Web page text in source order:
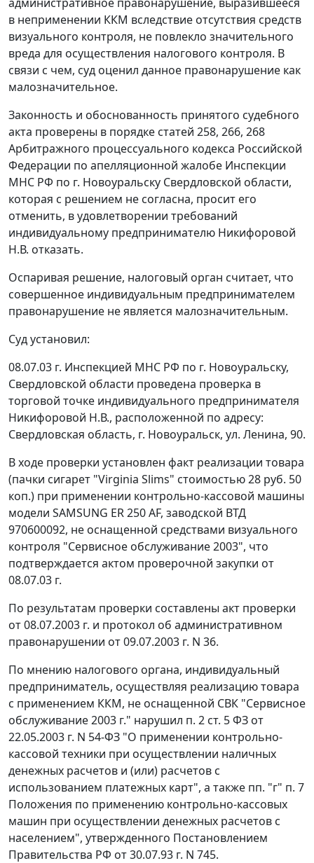
в неприменении ККМ вследствие отсутствия средств
визуального контроля, не повлекло значительного
вреда для осуществления налогового контроля. В
связи с чем, суд оценил данное правонарушение как
малозначительное.
Законность и обоснованность принятого судебного
акта проверены в порядке статей 258, 266, 268
Арбитражного процессуального кодекса Российской
Федерации по апелляционной жалобе Инспекции
МНС РФ по г. Новоуральску Свердловской области,
которая с решением не согласна, просит его
отменить, в удовлетворении требований
индивидуальному предпринимателю Никифоровой
Н.В. отказать.
Оспаривая решение, налоговый орган считает, что
совершенное индивидуальным предпринимателем
правонарушение не является малозначительным.
Суд установил:
08.07.03 г. Инспекцией МНС РФ по г. Новоуральску,
Свердловской области проведена проверка в
торговой точке индивидуального предпринимателя
Никифоровой Н.В., расположенной по адресу:
Свердловская область, г. Новоуральск, ул. Ленина, 90.
В ходе проверки установлен факт реализации товара
(пачки сигарет "Virginia Slims" стоимостью 28 руб. 50
коп.) при применении контрольно-кассовой машины
модели SAMSUNG ER 250 AF, заводской ВТД
970600092, не оснащенной средствами визуального
контроля "Сервисное обслуживание 2003", что
подтверждается актом проверочной закупки от
08.07.03 г.
По результатам проверки составлены акт проверки
от 08.07.2003 г. и протокол об административном
правонарушении от 09.07.2003 г. N 36.
По мнению налогового органа, индивидуальный
предприниматель, осуществляя реализацию товара
с применением ККМ, не оснащенной СВК "Сервисное
обслуживание 2003 г." нарушил п. 2 ст. 5ФЗ от
22.05.2003 г. N 54-ФЗ "О применении контрольно-
кассовой техники при осуществлении наличных
денежных расчетов и (или) расчетов с
использованием платежных карт", а также пп. "г" п. 7
Положения по применению контрольно-кассовых
машин при осуществлении денежных расчетов с
населением", утвержденного Постановлением
Правительства РФ от 30.07.93 г. N 745.